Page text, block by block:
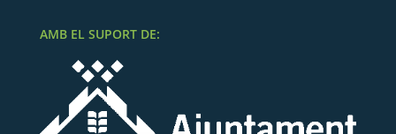
AMB EL SUPORT DE: